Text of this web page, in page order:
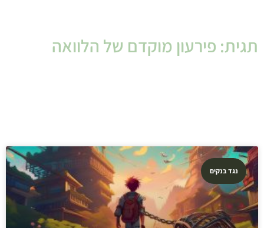
תגית: פירעון מוקדם של הלוואה
נגד בנקים